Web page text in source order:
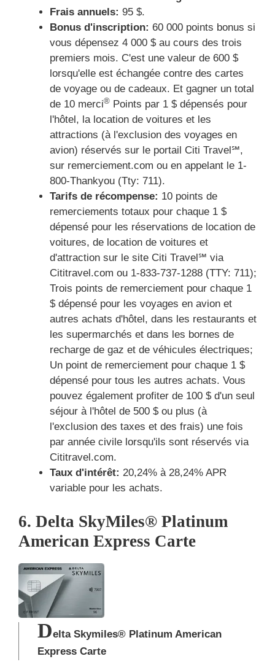
Frais annuels: 95 $.
Bonus d'inscription: 60 000 points bonus si
vous dépensez 4 000 $ au cours des trois
premiers mois. C'est une valeur de 600 $
lorsqu'elle est échangée contre des cartes
de voyage ou de cadeaux. Et gagner un total
de 10 merci® Points par 1 $ dépensés pour
l'hôtel, la location de voitures et les
attractions (à l'exclusion des voyages en
avion) ​​réservés sur le portail Citi Travel℠,
sur remerciement.com ou en appelant le 1-
800-Thankyou (Tty: 711).
Tarifs de récompense: 10 points de
remerciements totaux pour chaque 1 $
dépensé pour les réservations de location de
voitures, de location de voitures et
d'attraction sur le site Citi Travel℠ via
Cititravel.com ou 1-833-737-1288 (TTY: 711);
Trois points de remerciement pour chaque 1
$ dépensé pour les voyages en avion et
autres achats d'hôtel, dans les restaurants et
les supermarchés et dans les bornes de
recharge de gaz et de véhicules électriques;
Un point de remerciement pour chaque 1 $
dépensé pour tous les autres achats. Vous
pouvez également profiter de 100 $ d'un seul
séjour à l'hôtel de 500 $ ou plus (à
l'exclusion des taxes et des frais) une fois
par année civile lorsqu'ils sont réservés via
Cititravel.com.
Taux d'intérêt: 20,24% à 28,24% APR
variable pour les achats.
6. Delta SkyMiles® Platinum
American Express Carte
Delta Skymiles® Platinum American
Express Carte